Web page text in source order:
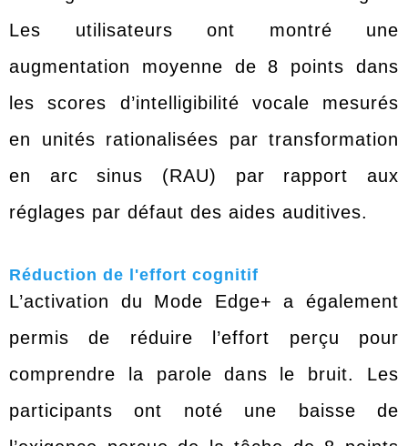
Les utilisateurs ont montré une
augmentation moyenne de 8 points dans
les scores d’intelligibilité vocale mesurés
en unités rationalisées par transformation
en arc sinus (RAU) par rapport aux
réglages par défaut des aides auditives.
Réduction de l'effort cognitif
L’activation du Mode Edge+ a également
permis de réduire l’effort perçu pour
comprendre la parole dans le bruit. Les
participants ont noté une baisse de